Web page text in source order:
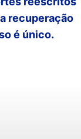
recuperação
é único.